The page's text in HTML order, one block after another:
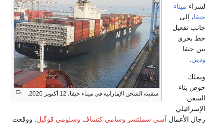
سفينة الشحن الإماراتية في ميناء حيفا، 12 أكتوبر 2020.
لشراء ميناء
حيفا، إلى
جانب تفعيل
خط بحري
بين حيفا
ودبي
ويملك
حوض بناء
السفن
الإسرائيلي
رجال الأعمال آسي شملتسر وسامي كتساڤ وشلومي ڤوگيل . ووقعت